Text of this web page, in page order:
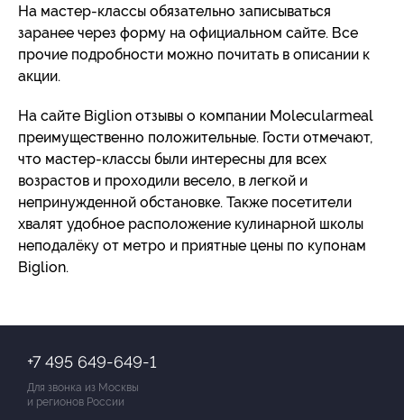
На мастер-классы обязательно записываться
заранее через форму на официальном сайте. Все
прочие подробности можно почитать в описании к
акции.
На сайте Biglion отзывы о компании Molecularmeal
преимущественно положительные. Гости отмечают,
что мастер-классы были интересны для всех
возрастов и проходили весело, в легкой и
непринужденной обстановке. Также посетители
хвалят удобное расположение кулинарной школы
неподалёку от метро и приятные цены по купонам
Biglion.
+7 495 649-649-1
Для звонка из Москвы
и регионов России